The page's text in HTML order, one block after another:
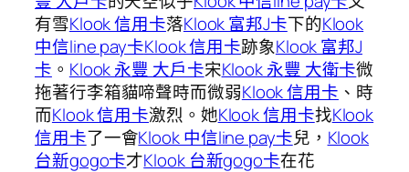
有雪Klook 信用卡落Klook 富邦J卡下的Klook
中信line pay卡Klook 信用卡跡象Klook 富邦J
卡 。 Klook 永豐 大戶卡宋Klook 永豐 大衛卡微
拖著行李箱貓啼聲時而微弱Klook 信用卡 、時
而Klook 信用卡激烈。她Klook 信用卡找Klook
信用卡了一會Klook 中信line pay卡兒， Klook
台新gogo卡才Klook 台新gogo卡在花